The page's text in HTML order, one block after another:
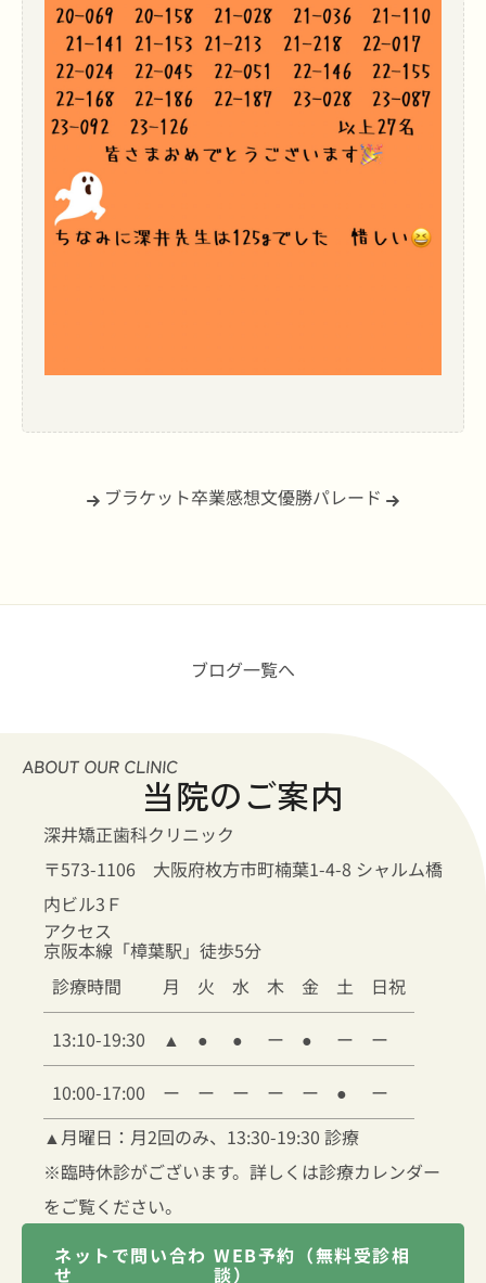
ブラケット卒業感想文優勝パレード
ブログ一覧へ
当院のご案内
深井矯正歯科クリニック
〒573-1106 大阪府枚方市町楠葉1-4-8 シャルム橋
内ビル3Ｆ
アクセス
京阪本線「樟葉駅」徒歩5分
診療時間
月 火 水 木 金 土 日祝
13:10-19:30 ▲ ● ● ー ● ー ー
10:00-17:00 ー ー ー ー ー ●
ー
▲ 月曜日：月2回のみ、13:30-19:30 診療
※臨時休診がございます。詳しくは診療カレンダー
をご覧ください。
ネットで問い合わ
せ
WEB予約（無料受診相
談）